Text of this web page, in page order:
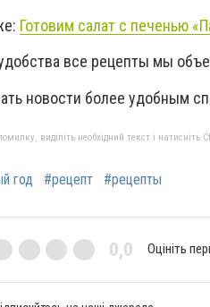
Готовим салат с печенью
все рецепты мы
новости более удобным
виділіть необхідний текст і натисніть
год #рецепт #рецепты
0,0 Оцініть